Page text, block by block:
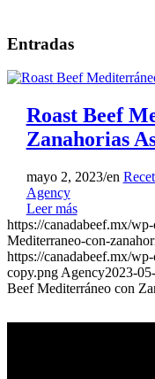
Entradas
Roast Beef
Zanahorias
mayo 2, 2023/en
Agency
Leer más
https://canadabeef.mx/
Mediterraneo-con-
https://canadabeef.mx/
copy.png Agency2023-
Beef Mediterráneo con